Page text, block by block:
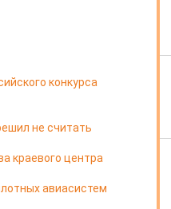
конкурса
не считать
краевого центра
авиасистем